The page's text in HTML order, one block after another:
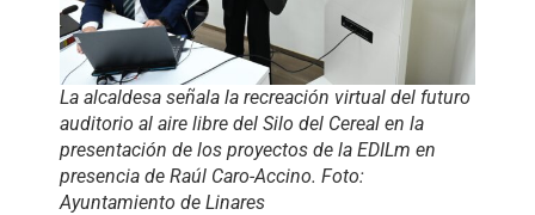
La alcaldesa señala la recreación virtual del futuro
auditorio al aire libre del Silo del Cereal en la
presentación de los proyectos de la EDILm en
presencia de Raúl Caro-Accino. Foto:
Ayuntamiento de Linares